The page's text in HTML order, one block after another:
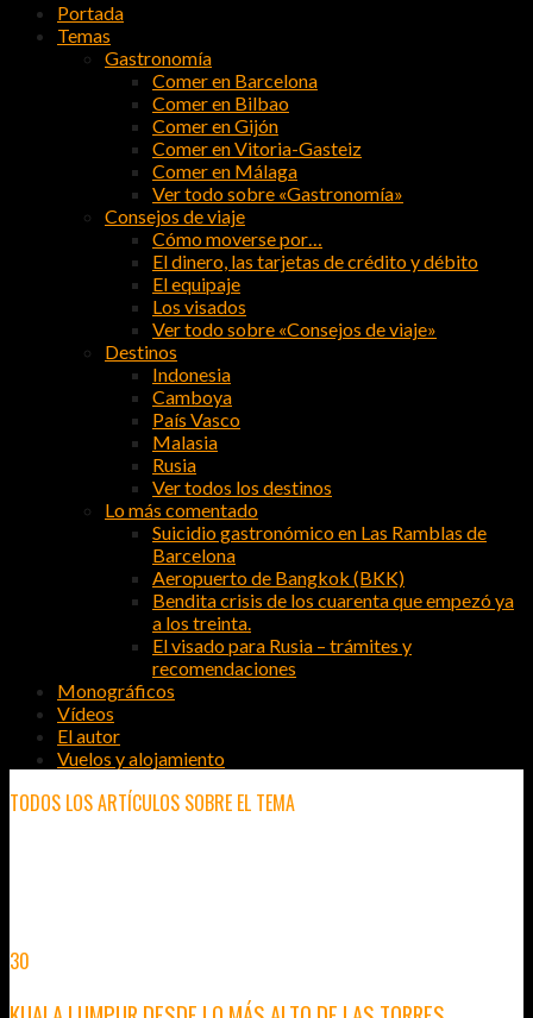
Portada
Temas
Gastronomía
Comer en Barcelona
Comer en Bilbao
Comer en Gijón
Comer en Vitoria-Gasteiz
Comer en Málaga
Ver todo sobre «Gastronomía»
Consejos de viaje
Cómo moverse por…
El dinero, las tarjetas de crédito y débito
El equipaje
Los visados
Ver todo sobre «Consejos de viaje»
Destinos
Indonesia
Camboya
País Vasco
Malasia
Rusia
Ver todos los destinos
Lo más comentado
Suicidio gastronómico en Las Ramblas de
Barcelona
Aeropuerto de Bangkok (BKK)
Bendita crisis de los cuarenta que empezó ya
a los treinta.
El visado para Rusia – trámites y
recomendaciones
Monográficos
Vídeos
El autor
Vuelos y alojamiento
TODOS LOS ARTÍCULOS SOBRE EL TEMA
30